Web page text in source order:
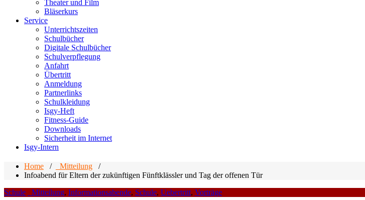
Theater und Film
Bläserkurs
Service
Unterrichtszeiten
Schulbücher
Digitale Schulbücher
Schulverpflegung
Anfahrt
Übertritt
Anmeldung
Partnerlinks
Schulkleidung
Isgy-Heft
Fitness-Guide
Downloads
Sicherheit im Internet
Isgy-Intern
Home / _Mitteilung /
Infoabend für Eltern der zukünftigen Fünftklässler und Tag der offenen Tür
Schule
_Mitteilung, Informationsabende, Schule, Uebertritt, Vorträge